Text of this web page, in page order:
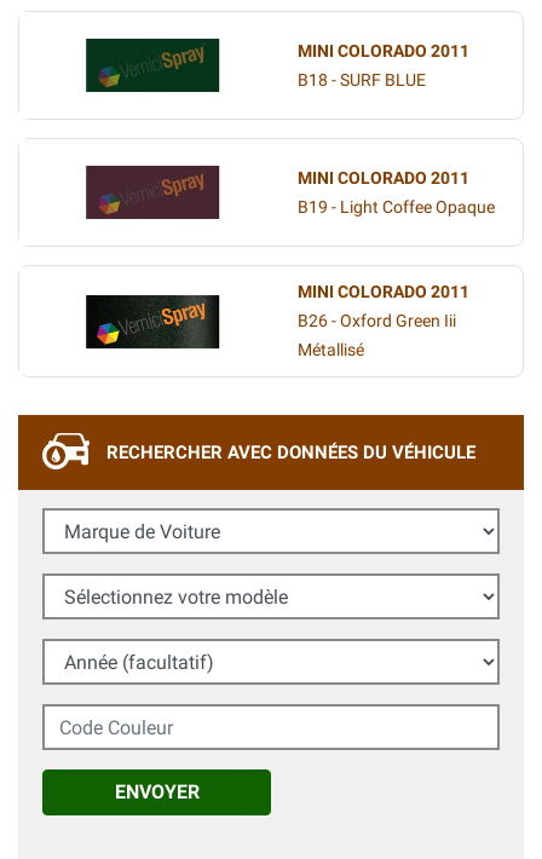
MINI COLORADO 2011
B18 - SURF BLUE
MINI COLORADO 2011
B19 - Light Coffee Opaque
MINI COLORADO 2011
B26 - Oxford Green Iii
Métallisé
RECHERCHER AVEC DONNÉES DU VÉHICULE
Marque de Voiture
Sélectionnez votre modèle
Année (facultatif)
Code Couleur
ENVOYER